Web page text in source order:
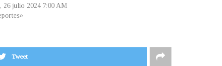
26 julio 2024 7:00 AM
Tweet